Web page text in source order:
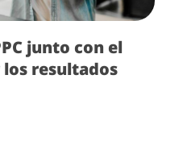
junto con el
los resultados